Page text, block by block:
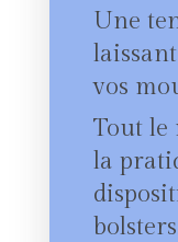
Une
vos
Tout le
la